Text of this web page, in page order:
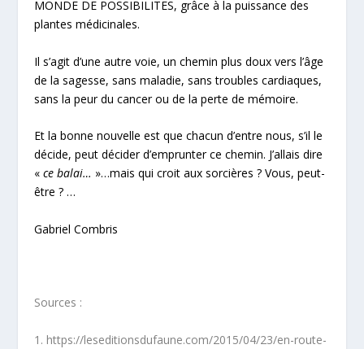
MONDE DE POSSIBILITES, grâce à la puissance des
plantes médicinales.
Il s’agit d’une autre voie, un chemin plus doux vers l’âge
de la sagesse, sans maladie, sans troubles cardiaques,
sans la peur du cancer ou de la perte de mémoire.
Et la bonne nouvelle est que chacun d’entre nous, s’il le
décide, peut décider d’emprunter ce chemin. J’allais dire
«ce balai… »…mais qui croit aux sorcières ? Vous, peut-
être ? …
Gabriel Combris
Sources :
1. https://leseditionsdufaune.com/2015/04/23/en-route-